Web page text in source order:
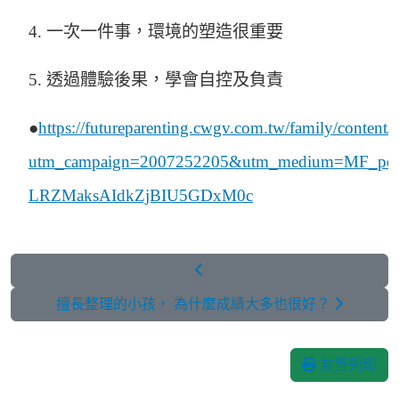
4. 一次一件事，環境的塑造很重要
5. 透過體驗後果，學會自控及負責
●https://futureparenting.cwgv.com.tw/family/content/
utm_campaign=2007252205&utm_medium=
LRZMaksAIdkZjBIU5GDxM0c
擅長整理的小孩， 為什麼成績大多也很好？
友善列印